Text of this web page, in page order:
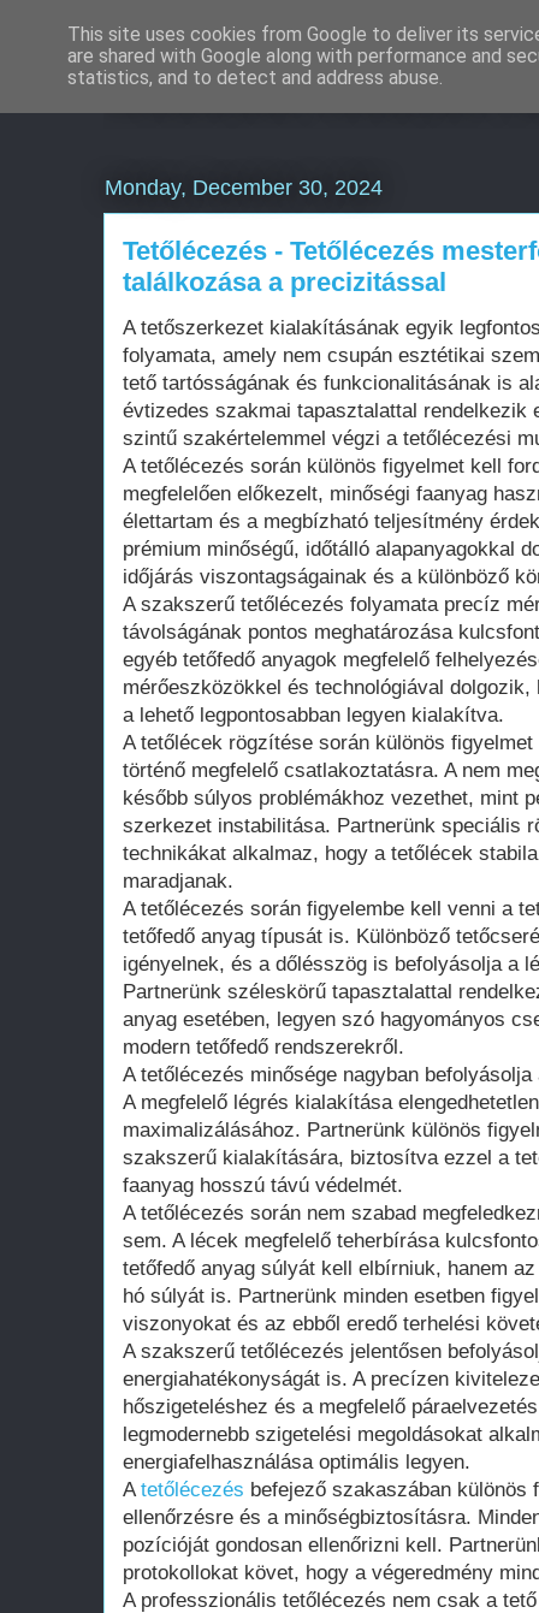
Weboldal készítés
Monday, December 30, 2024
Tetőlécezés - Tetőlécezés
találkozása a precizitással
A tetőszerkezet kialakításának egyik
folyamata, amely nem csupán esztétikai
tető tartósságának és funkcionalitásának is
évtizedes szakmai tapasztalattal rendelkezik
szintű szakértelemmel végzi a tetőlécezési
A tetőlécezés során különös figyelmet kell
megfelelően előkezelt, minőségi faanyag
élettartam és a megbízható teljesítmény
prémium minőségű, időtálló alapanyagokkal
időjárás viszontagságainak és a különböző
A szakszerű tetőlécezés folyamata precíz
távolságának pontos meghatározása
egyéb tetőfedő anyagok megfelelő
mérőeszközökkel és technológiával
a lehető legpontosabban legyen kialakítva.
A tetőlécek rögzítése során különös
történő megfelelő csatlakoztatásra. A nem
később súlyos problémákhoz vezethet, mint
szerkezet instabilitása. Partnerünk speciális
technikákat alkalmaz, hogy a tetőlécek
maradjanak.
A tetőlécezés során figyelembe kell venni a
tetőfedő anyag típusát is. Különböző
igényelnek, és a dőlésszög is befolyásolja a
Partnerünk széleskörű tapasztalattal
anyag esetében, legyen szó hagyományos
modern tetőfedő rendszerekről.
A tetőlécezés minősége nagyban
A megfelelő légrés kialakítása
maximalizálásához. Partnerünk különös
szakszerű kialakítására, biztosítva ezzel a
faanyag hosszú távú védelmét.
A tetőlécezés során nem szabad
sem. A lécek megfelelő teherbírása
tetőfedő anyag súlyát kell elbírniuk, hanem
hó súlyát is. Partnerünk minden esetben
viszonyokat és az ebből eredő terhelési
A szakszerű tetőlécezés jelentősen
energiahatékonyságát is. A precízen
hőszigeteléshez és a megfelelő
legmodernebb szigetelési megoldásokat
energiafelhasználása optimális legyen.
Atetőlécezés befejező szakaszában különös
ellenőrzésre és a minőségbiztosításra.
pozícióját gondosan ellenőrizni kell.
protokollokat követ, hogy a végeredmény
A professzionális tetőlécezés nem csak a
This site uses cookies from Google to deliver its
are shared with Google along with performance and
statistics, and to detect and address abuse.